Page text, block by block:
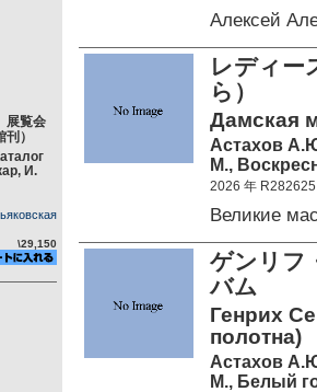
展覧会
）
И.
\29,150
Алексей
レディー
ら）
Дамская
Астахов
М.,
2026 年 R282625
Великие
ゲンリフ
バム
Генрих
полотна)
Астахов
М., Белый